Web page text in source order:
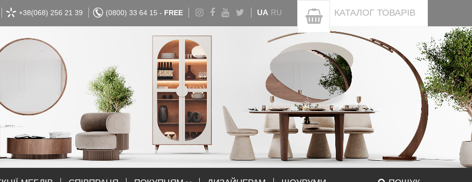
+38(068) 256 21 39 (0800) 33 64 15 - FREE UA RU КАТАЛОГ ТОВАРІВ